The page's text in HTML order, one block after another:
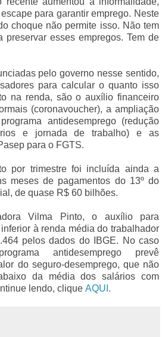
para garantir emprego. Neste
choque não permite isso. Não tem
preservar esses empregos. Tem de
pelo governo nesse sentido,
para calcular o quanto isso
na renda, são o auxílio financeiro
(coronavoucher), a ampliação
antidesemprego (redução
e jornada de trabalho) e as
para o FGTS.
por trimestre foi incluída ainda a
meses de pagamentos do 13º do
de quase R$ 60 bilhões.
Vilma Pinto, o auxílio para
à renda média do trabalhador
pelos dados do IBGE. No caso
antidesemprego prevê
do seguro-desemprego, que não
da média dos salários com
lendo, clique AQUI .